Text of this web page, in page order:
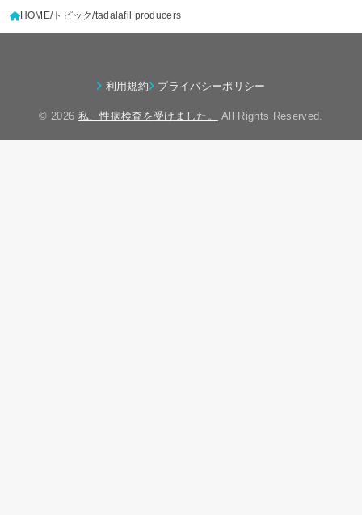
HOME トピック tadalafil producers
利用規約 プライバシーポリシー
© 2026 私、性病検査を受けました。 All Rights Reserved.